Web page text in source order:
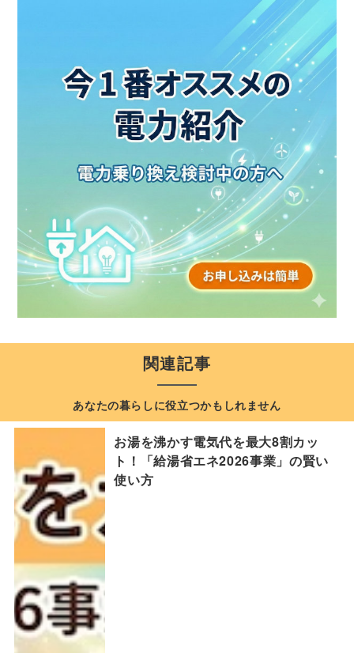
関連記事
あなたの暮らしに役立つかもしれません
お湯を沸かす電気代を最大8割カッ
ト！「給湯省エネ2026事業」の賢い
使い方